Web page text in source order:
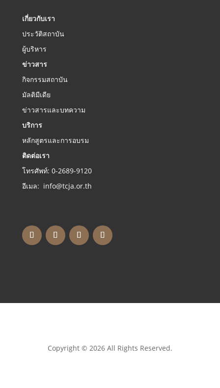
เกี่ยวกับเรา
ประวัติสถาบัน
ผู้บริหาร
ข่าวสาร
กิจกรรมสถาบัน
มัลติมีเดีย
ข่าวสารและบทความ
บริการ
หลักสูตรและการอบรม
ติดต่อเรา
โทรศัพท์: 0-2689-9120
อีเมล: info@tcja.or.th
Copyright © 2026 All Rights Reserved.